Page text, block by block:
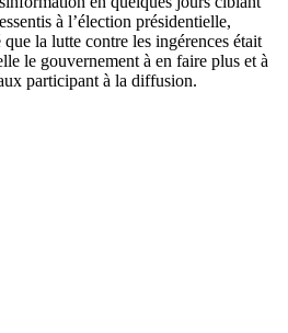
à l’élection présidentielle,
la lutte contre les ingérences était
le gouvernement à en faire plus et à
participant à la diffusion.